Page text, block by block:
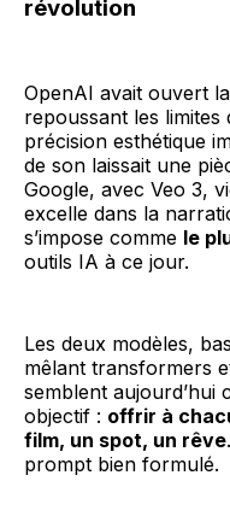
révolution
OpenAI avait ouvert
repoussant les limites
précision esthétique
de son laissait une
Google, avec Veo 3,
excelle dans la
s’impose comme le
outils IA à ce jour.
Les deux modèles,
mêlant transformers
semblent aujourd’hui
objectif : offrir à
film, un spot, un rêve
prompt bien formulé.